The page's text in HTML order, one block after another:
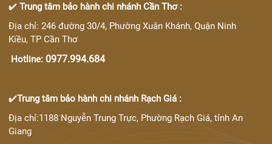
✔️Trung tâm bảo hành chi nhánh Cần Thơ :
Địa chỉ: 246 đường 30/4, Phường Xuân Khánh, Quận Ninh
Kiều, TP Cần Thơ
Hotline: 0977.994.684
✔️Trung tâm bảo hành chi nhánh Rạch Giá :
Địa chỉ:1188 Nguyễn Trung Trực, Phường Rạch Giá, tỉnh An
Giang